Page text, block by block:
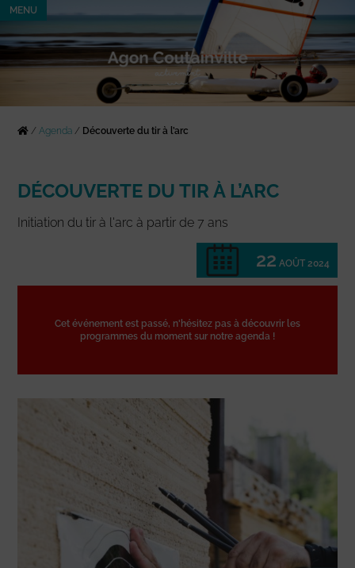
MENU
/Agenda / Découverte du tir à l’arc
DÉCOUVERTE DU TIR À L’ARC
Initiation du tir à l'arc à partir de 7 ans
22 AOÛT 2024
Cet événement est passé, n'hésitez pas à découvrir les
programmes du moment sur notre agenda !